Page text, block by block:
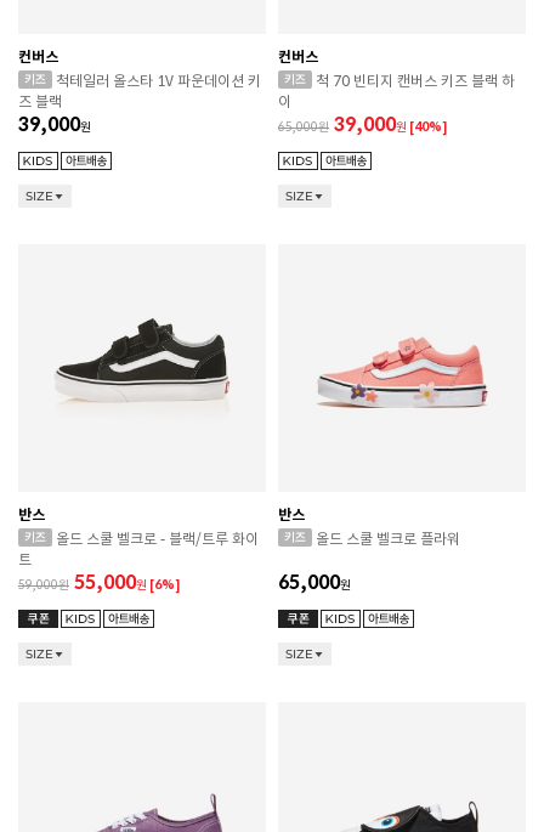
컨버스
척테일러 올스타 1V 파운데이션 키
즈 블랙
39,000원
SIZE
컨버스
척 70 빈티지 캔버스 키즈 블랙 하
이
65,000 39,000원 [40%]
SIZE
반스
올드 스쿨 벨크로 - 블랙/트루 화이
트
59,000 55,000원 [6%]
SIZE
반스
올드 스쿨 벨크로 플라워
65,000원
SIZE